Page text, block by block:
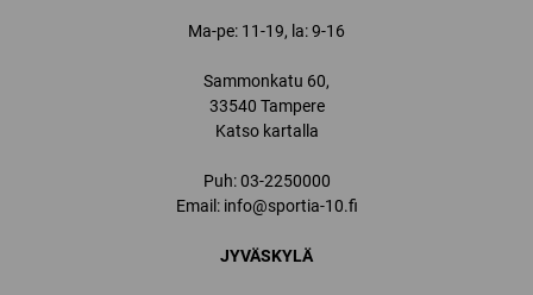
Ma-pe: 11-19, la: 9-16
Sammonkatu 60,
33540 Tampere
Katso kartalla
Puh:03-2250000
Email: info@sportia-10.fi
JYVÄSKYLÄ